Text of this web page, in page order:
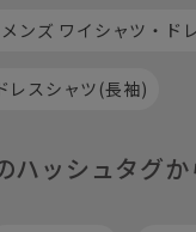
メンズ ワイシャツ・ド
レスシャツ(長袖)
ハッシュタグか